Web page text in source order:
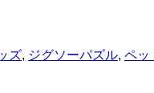
ズ, ジグソーパズル, ペッ